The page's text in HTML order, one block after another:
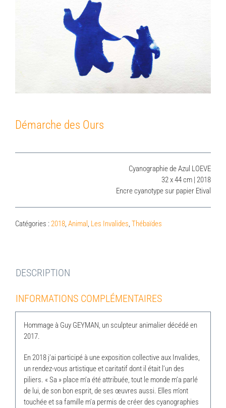
Démarche des Ours
Cyanographie de Azul LOEVE
32 x 44 cm | 2018
Encre cyanotype sur papier Etival
Catégories :2018, Animal , Les Invalides, Thébaïdes
DESCRIPTION
INFORMATIONS COMPLÉMENTAIRES
Hommage à Guy GEYMAN, un sculpteur animalier décédé en
2017.
En 2018 j’ai participé à une exposition collective aux Invalides,
un rendez-vous artistique et caritatif dont il était l’un des
piliers. « Sa » place m’a été attribuée, tout le monde m’a parlé
de lui, de son bon esprit, de ses œuvres aussi. Elles m’ont
touchée et sa famille m’a permis de créer des cyanographies